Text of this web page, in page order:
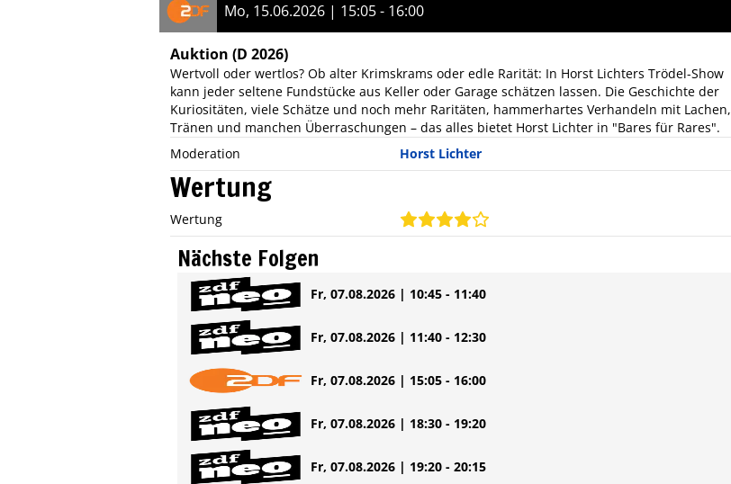
Mo, 15.06.2026 | 15:05 - 16:00
Auktion (D 2026)
Wertvoll oder wertlos? Ob alter Krimskrams oder edle Rarität: In Horst Lichters Trödel-Show
kann jeder seltene Fundstücke aus Keller oder Garage schätzen lassen. Die Geschichte der
Kuriositäten, viele Schätze und noch mehr Raritäten, hammerhartes Verhandeln mit Lachen,
Tränen und manchen Überraschungen – das alles bietet Horst Lichter in "Bares für Rares".
Moderation
Horst Lichter
Wertung
Wertung
Nächste Folgen
Fr, 07.08.2026 | 10:45 - 11:40
Fr, 07.08.2026 | 11:40 - 12:30
Fr, 07.08.2026 | 15:05 - 16:00
Fr, 07.08.2026 | 18:30 - 19:20
Fr, 07.08.2026 | 19:20 - 20:15